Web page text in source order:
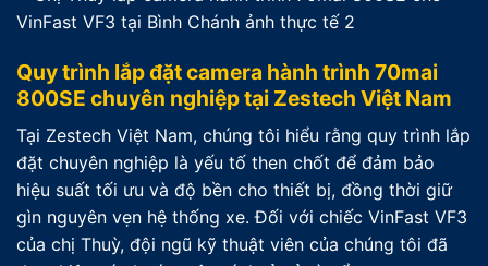
Quy trình lắp đặt camera hành trình 70mai
800SE chuyên nghiệp tại Zestech Việt Nam
Tại Zestech Việt Nam, chúng tôi hiểu rằng quy trình lắp
đặt chuyên nghiệp là yếu tố then chốt để đảm bảo
hiệu suất tối ưu và độ bền cho thiết bị, đồng thời giữ
gìn nguyên vẹn hệ thống xe. Đối với chiếc VinFast VF3
của chị Thuỳ, đội ngũ kỹ thuật viên của chúng tôi đã